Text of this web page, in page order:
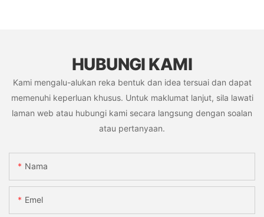
HUBUNGI KAMI
Kami mengalu-alukan reka bentuk dan idea tersuai dan dapat
memenuhi keperluan khusus. Untuk maklumat lanjut, sila lawati
laman web atau hubungi kami secara langsung dengan soalan
atau pertanyaan.
Nama
Emel